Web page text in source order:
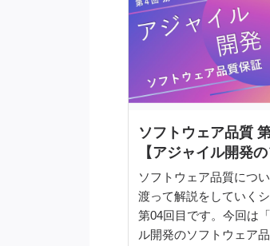
ソフトウェア品質
【アジャイル開発
ェア品質保証】
ソフトウェア品質につ
渡って解説をしていく
第04回目です。今回は
ル開発のソフトウェア品